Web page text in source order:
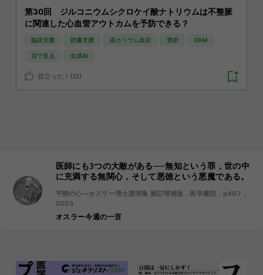
第30回 ジルコニウムシクロケイ酸ナトリウムは不整脈
に関連した心血管アウトカムを予防できる？
臨床支援 読書支援 高カリウム血症 透析 EBM
目で見る 生成AI
役立った！(12)
医師にも3つの大敵がある──無知という罪，世の中
に充満する無関心，そして悪徳という悪魔である。
平静の心―オスラー博士講演集 新訂増補版．医学書院，p407，
2003
オスラー今週の一言